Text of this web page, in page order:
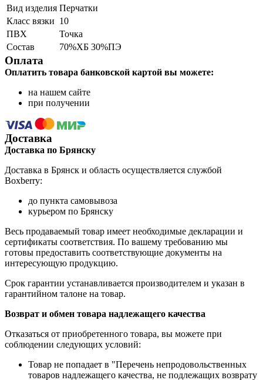
Вид изделия Перчатки
Класс вязки 10
ПВХ
Точка
Состав
70%ХБ 30%ПЭ
Оплата
Оплатить товара банковской картой вы можете:
на нашем сайте
при получении
Доставка
Доставка по Брянску
Доставка в Брянск и область осуществляется службой
Boxberry:
до пункта самовывоза
курьером по Брянску
Весь продаваемый товар имеет необходимые декларации и
сертификаты соответствия. По вашему требованию мы
готовы предоставить соответствующие документы на
интересующую продукцию.
Срок гарантии устанавливается производителем и указан в
гарантийном талоне на товар.
Возврат и обмен товара надлежащего качества
Отказаться от приобретенного товара, вы можете при
соблюдении следующих условий:
Товар не попадает в "Перечень непродовольственных
товаров надлежащего качества, не подлежащих возврату